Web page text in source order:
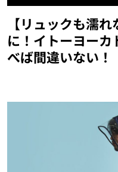
【リュックも濡
に！イトーヨー
べば間違いない！